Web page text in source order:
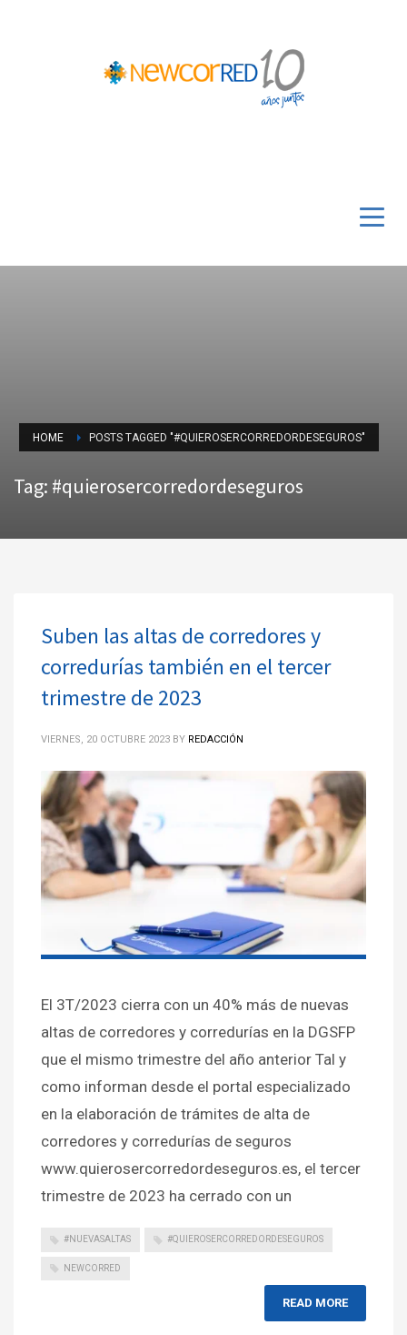
HOME POSTS TAGGED "#QUIEROSERCORREDORDESEGUROS"
Tag: #quierosercorredordeseguros
Suben las altas de corredores y
corredurías también en el tercer
trimestre de 2023
VIERNES, 20 OCTUBRE 2023 BY REDACCIÓN
El 3T/2023 cierra con un 40% más de nuevas
altas de corredores y corredurías en la DGSFP
que el mismo trimestre del año anterior Tal y
como informan desde el portal especializado
en la elaboración de trámites de alta de
corredores y corredurías de seguros
www.quierosercorredordeseguros.es, el tercer
trimestre de 2023 ha cerrado con un
#NUEVASALTAS #QUIEROSERCORREDORDESEGUROS
NEWCORRED
READ MORE